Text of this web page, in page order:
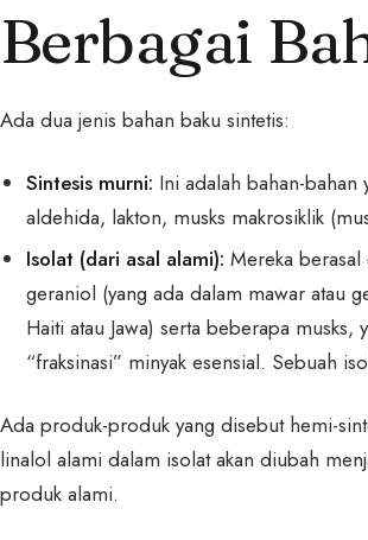
Berbagai
Ada dua jenis bahan baku sintetis:
Sintesis murni: Ini adalah bahan-
aldehida, lakton, musks makrosiklik
Isolat (dari asal alami): Mereka
geraniol (yang ada dalam mawar atau
Haiti atau Jawa) serta beberapa
“fraksinasi” minyak esensial. Sebuah
Ada produk-produk yang disebut hemi-
linalol alami dalam isolat akan diubah
produk alami.